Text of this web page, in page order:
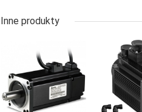
Inne produkty